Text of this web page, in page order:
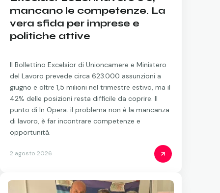
mancano le competenze. La
vera sfida per imprese e
politiche attive
Il Bollettino Excelsior di Unioncamere e Ministero
del Lavoro prevede circa 623.000 assunzioni a
giugno e oltre 1,5 milioni nel trimestre estivo, ma il
42% delle posizioni resta difficile da coprire. Il
punto di In Opera: il problema non è la mancanza
di lavoro, è far incontrare competenze e
opportunità.
2 agosto 2026